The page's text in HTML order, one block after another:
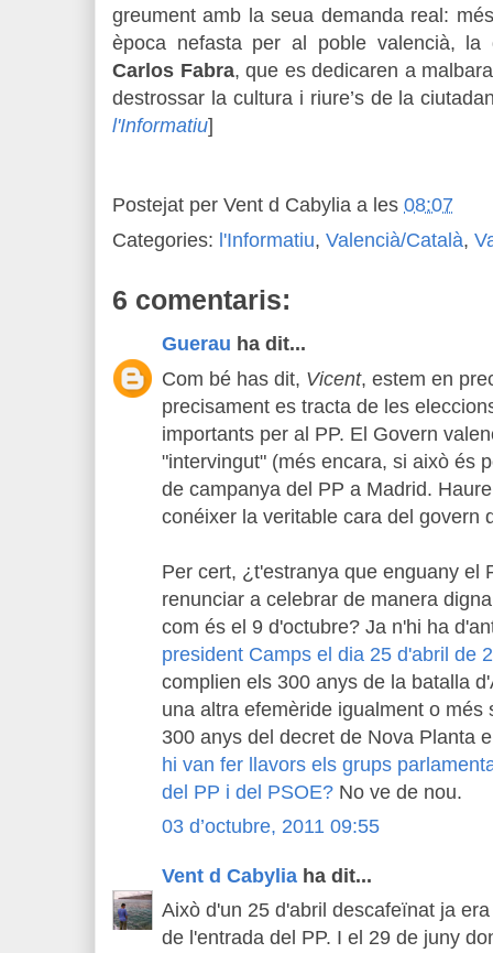
greument amb la seua demanda real:
època nefasta per al poble valencià,
Carlos Fabra, que es dedicaren a
destrossar la cultura i riure’s de la
l'Informatiu]
Postejat per Vent d Cabylia a les 08:07
Categories: l'Informatiu, Valencià/Català,
6 comentaris:
Guerau ha dit...
Com bé has dit, Vicent, estem en
precisament es tracta de les
importants per al PP. El Govern
"intervingut" (més encara, si això és
de campanya del PP a Madrid.
conéixer la veritable cara del govern
Per cert, ¿t'estranya que enguany el
renunciar a celebrar de manera
com és el 9 d'octubre? Ja n'hi ha
president Camps el dia 25 d'abril de
complien els 300 anys de la batalla
una altra efemèride igualment o més
300 anys del decret de Nova Planta
hi van fer llavors els grups
del PP i del PSOE? No ve de nou.
03 d’octubre, 2011 09:55
Vent d Cabylia ha dit...
Això d'un 25 d'abril descafeïnat ja
de l'entrada del PP. I el 29 de juny